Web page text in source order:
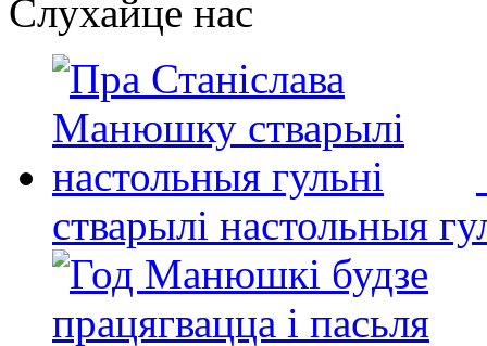
Слухайце нас
стварылі настольныя